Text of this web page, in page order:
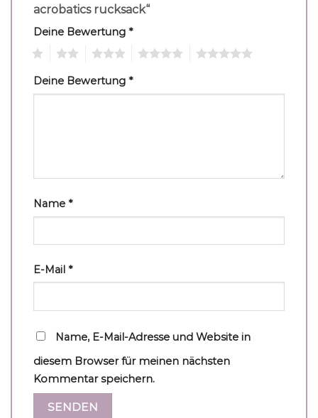
acrobatics rucksack“
Deine Bewertung *
Deine Bewertung *
Name *
E-Mail *
Name, E-Mail-Adresse und Website in
diesem Browser für meinen nächsten
Kommentar speichern.